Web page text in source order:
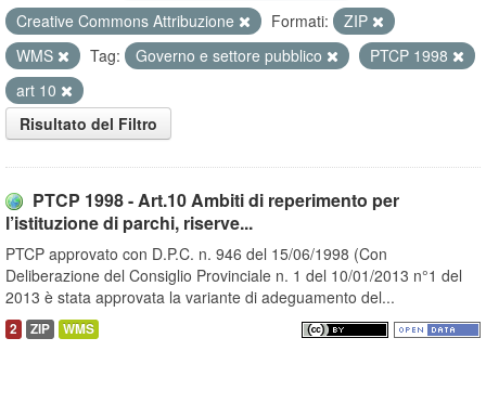
Creative Commons Attribuzione
Formati:
ZIP
WMS
Tag: Governo e settore pubblico
PTCP 1998
art 10
Risultato del Filtro
PTCP 1998 - Art.10 Ambiti di reperimento per
l’istituzione di parchi, riserve...
PTCP approvato con D.P.C. n. 946 del 15/06/1998 (Con
Deliberazione del Consiglio Provinciale n. 1 del 10/01/2013 n°1 del
2013 è stata approvata la variante di adeguamento del...
2 ZIP WMS